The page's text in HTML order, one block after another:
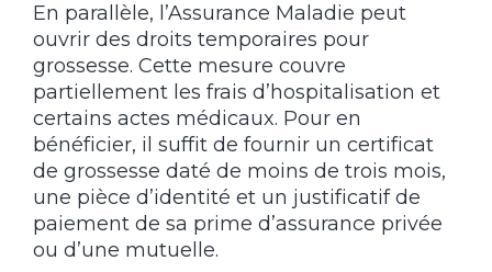
En parallèle, l’Assurance Maladie peut
ouvrir des droits temporaires pour
grossesse. Cette mesure couvre
partiellement les frais d’hospitalisation et
certains actes médicaux. Pour en
bénéficier, il suffit de fournir un certificat
de grossesse daté de moins de trois mois,
une pièce d’identité et un justificatif de
paiement de sa prime d’assurance privée
ou d’une mutuelle.